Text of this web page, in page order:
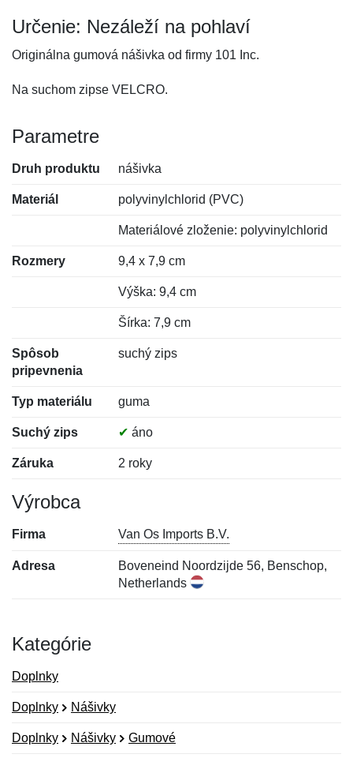
Určenie: Nezáleží na pohlaví
Originálna gumová nášivka od firmy 101 Inc.
Na suchom zipse VELCRO.
Parametre
Druh produktu nášivka
Materiál polyvinylchlorid (PVC)
Materiálové zloženie: polyvinylchlorid
Rozmery 9,4 x 7,9 cm
Výška: 9,4 cm
Šírka: 7,9 cm
Spôsob
pripevnenia
suchý zips
Typ materiálu guma
Suchý zips ✔ áno
Záruka 2 roky
Výrobca
Firma Van Os Imports B.V.
Adresa
Boveneind Noordzijde 56, Benschop,
Netherlands
Kategórie
Doplnky
Doplnky Nášivky
Doplnky Nášivky Gumové